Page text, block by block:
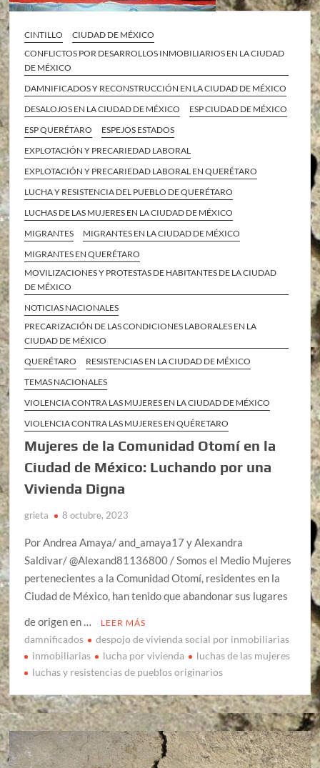
CINTILLO
CIUDAD DE MÉXICO
CONFLICTOS POR DESARROLLOS INMOBILIARIOS EN LA CIUDAD
DE MÉXICO
DAMNIFICADOS Y RECONSTRUCCIÓN EN LA CIUDAD DE MÉXICO
DESALOJOS EN LA CIUDAD DE MÉXICO
ESP CIUDAD DE MÉXICO
ESP QUERÉTARO
ESPEJOS ESTADOS
EXPLOTACIÓN Y PRECARIEDAD LABORAL
EXPLOTACIÓN Y PRECARIEDAD LABORAL EN QUERÉTARO
LUCHA Y RESISTENCIA DEL PUEBLO DE QUERÉTARO
LUCHAS DE LAS MUJERES EN LA CIUDAD DE MÉXICO
MIGRANTES
MIGRANTES EN LA CIUDAD DE MÉXICO
MIGRANTES EN QUERÉTARO
MOVILIZACIONES Y PROTESTAS DE HABITANTES DE LA CIUDAD
DE MÉXICO
NOTICIAS NACIONALES
PRECARIZACIÓN DE LAS CONDICIONES LABORALES EN LA
CIUDAD DE MÉXICO
QUERÉTARO
RESISTENCIAS EN LA CIUDAD DE MÉXICO
TEMAS NACIONALES
VIOLENCIA CONTRA LAS MUJERES EN LA CIUDAD DE MÉXICO
VIOLENCIA CONTRA LAS MUJERES EN QUÉRETARO
Mujeres de la Comunidad Otomí en la
Ciudad de México: Luchando por una
Vivienda Digna
grieta 8 octubre, 2023
Por Andrea Amaya/ and_amaya17 y Alexandra
Saldivar/ @Alexand81136800 / Somos el Medio Mujeres
pertenecientes a la Comunidad Otomí, residentes en la
Ciudad de México, han tenido que abandonar sus lugares
de origen en …
LEER MÁS
damnificados
despojo de vivienda social por inmobiliarias
inmobiliarias
lucha por vivienda
luchas de las mujeres
luchas y resistencias de pueblos originarios